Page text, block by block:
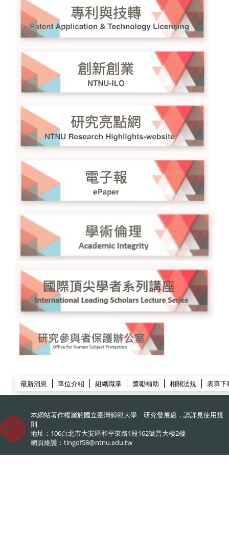
最新消息
單位介紹 組織職掌 獎勵補助 相關法規 表單下
本網站著作權屬於國立臺灣師範大學 研究發展處，請詳見使用規
則
地址：106台北市大安區和平東路1段162號普大樓2樓
網頁維護： tingdf58@ntnu.edu.tw